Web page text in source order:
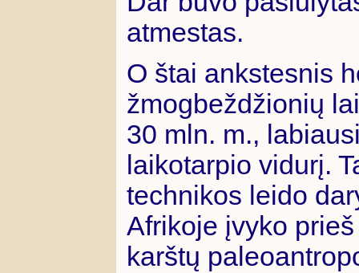
atmestas.
O štai ankstesnis
žmogbeždžionių
30 mln. m.,
laikotarpio vidurį.
technikos leido
Afrikoje įvyko
karštų